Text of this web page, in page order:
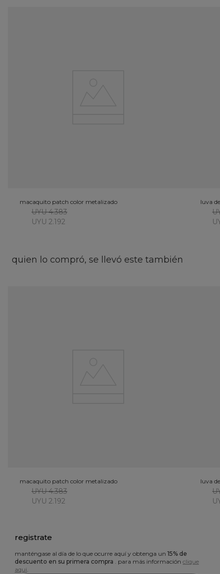
macaquito patch color metalizado
UYU 4.383
UYU 2.192
luva
quien lo compró, se llevó este también
macaquito patch color metalizado
UYU 4.383
UYU 2.192
luva
registrate
manténgase al día de lo que ocurre aquí y obtenga un 15% de
descuento en su primera compra . para más información clique
aqui.